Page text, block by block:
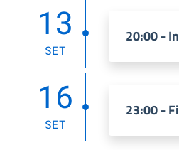
13
SET
20:00 -
16
SET
23:00 -